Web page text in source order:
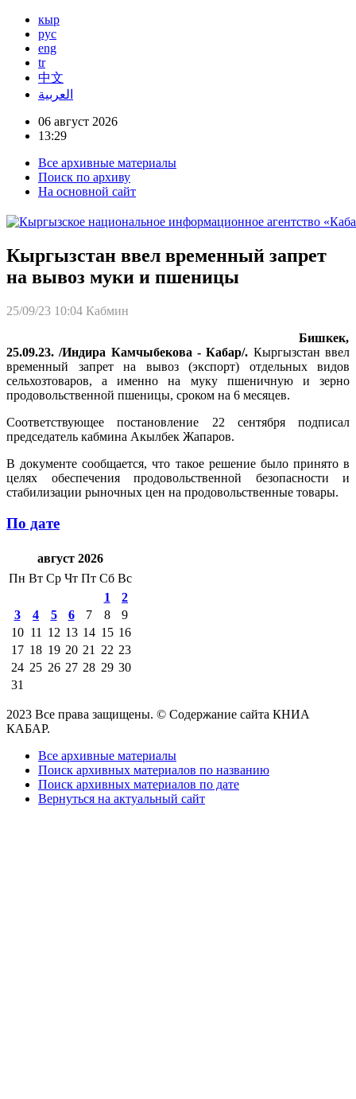
кыр
рус
eng
tr
中文
العربية
06 август 2026
13:29
Все архивные материалы
Поиск по архиву
На основной сайт
Кыргызстан ввел временный запрет
на вывоз муки и пшеницы
25/09/23 10:04 Кабмин
Бишкек,
25.09.23. /Индира Камчыбекова - Кабар/. Кыргызстан ввел
временный запрет на вывоз (экспорт) отдельных видов
сельхозтоваров, а именно на муку пшеничную и зерно
продовольственной пшеницы, сроком на 6 месяцев.
Соответствующее постановление 22 сентября подписал
председатель кабмина Акылбек Жапаров.
В документе сообщается, что такое решение было принято в
целях обеспечения продовольственной безопасности и
стабилизации рыночных цен на продовольственные товары.
По дате
август 2026
Пн Вт Ср Чт Пт Сб Вс
1
2
3
4 5 6 7 8
9
10 11 12 13 14 15 16
17 18 19 20 21 22 23
24 25 26 27 28 29 30
31
2023 Все права защищены. © Содержание сайта КНИА
КАБАР.
Все архивные материалы
Поиск архивных материалов по названию
Поиск архивных материалов по дате
Вернуться на актуальный сайт